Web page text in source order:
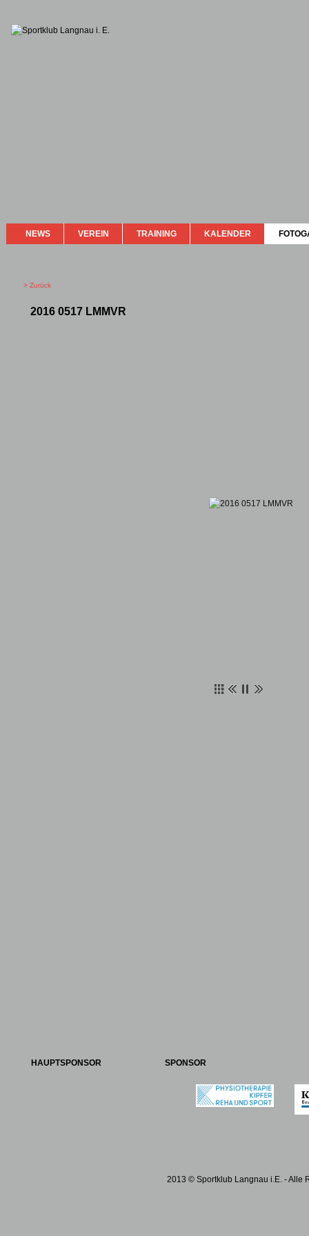
NEWS VEREIN TRAINING KALENDER
> Zurück
2016 0517 LMMVR
HAUPTSPONSOR SPONSOR
2013 © Sportklub Langnau i.E. - Alle